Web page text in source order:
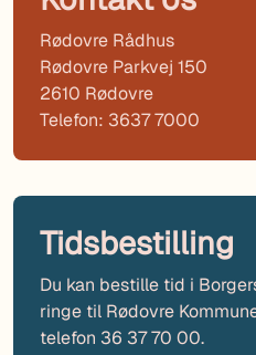
Rødovre Rådhus
Rødovre Parkvej 150
2610 Rødovre
Telefon: 3637 7000
Tidsbestilling
Du kan bestille tid i
ringe til Rødovre
telefon 36 37 70 00.